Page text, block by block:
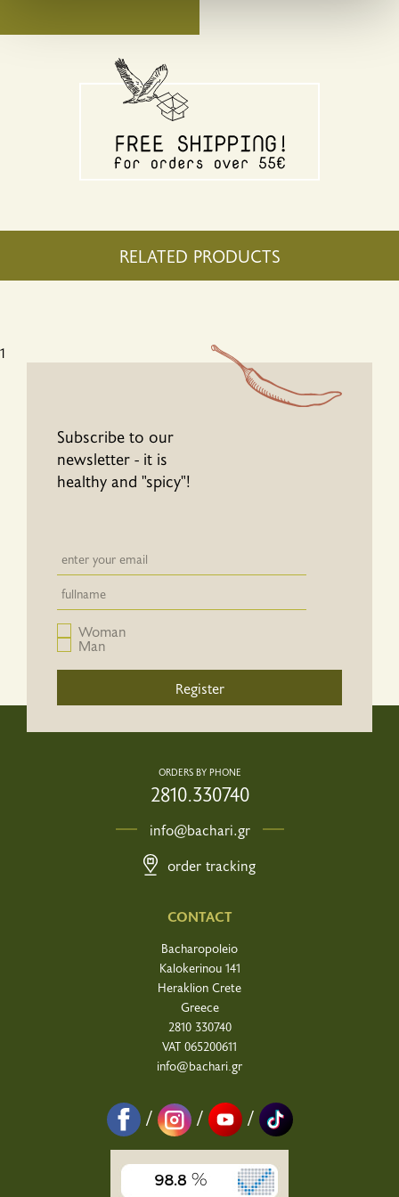
πληροφορίες που τους έχετε παραχωρήσει ή τις οποίες
έχουν συλλέξει σε σχέση με την από μέρους σας χρήση
RELATED PRODUCTS
1
Subscribe to our
newsletter - it is
healthy and "spicy"!
Newsletter email input field
Newsletter email input field
Woman
Man
Register
CONTACT
Bacharopoleio
Kalokerinou 141
Heraklion Crete
Greece
2810 330740
VAT 065200611
info@bachari.gr
/ / /
ORDERS BY PHONE
2810.330740
info@bachari.gr
order tracking